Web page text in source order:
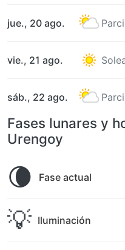
jue., 20 ago.
vie., 21 ago.
sáb., 22 ago.
Fases lunares y
Urengoy
🌘 Fase actual
💡 Iluminación